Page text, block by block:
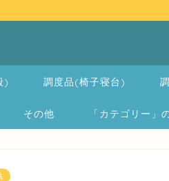
) 調度品(椅子寝台)
その他 「カテゴリー